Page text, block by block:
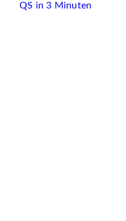
QS in 3 Minuten